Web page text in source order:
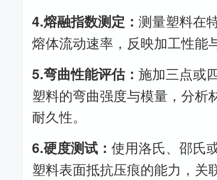
4.熔融指数测定：测量塑料在
熔体流动速率，反映加工性能
5.弯曲性能评估：施加三点或
塑料的弯曲强度与模量，分析
耐久性。
6.硬度测试：使用洛氏、邵氏
塑料表面抵抗压痕的能力，关